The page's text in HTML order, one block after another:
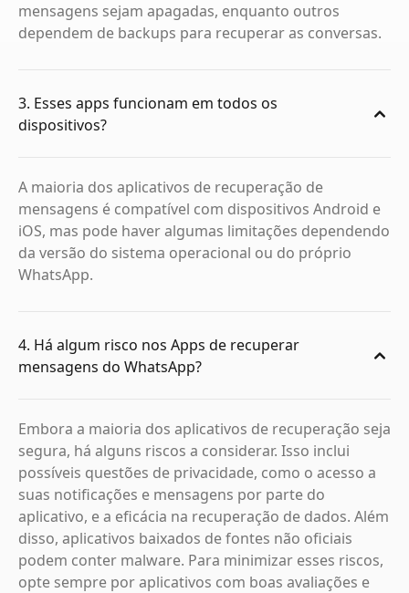
mensagens sejam apagadas, enquanto outros
dependem de backups para recuperar as conversas.
3. Esses apps funcionam em todos os
dispositivos?
A maioria dos aplicativos de recuperação de
mensagens é compatível com dispositivos Android e
iOS, mas pode haver algumas limitações dependendo
da versão do sistema operacional ou do próprio
WhatsApp.
4. Há algum risco nos Apps de recuperar
mensagens do WhatsApp?
Embora a maioria dos aplicativos de recuperação seja
segura, há alguns riscos a considerar. Isso inclui
possíveis questões de privacidade, como o acesso a
suas notificações e mensagens por parte do
aplicativo, e a eficácia na recuperação de dados. Além
disso, aplicativos baixados de fontes não oficiais
podem conter malware. Para minimizar esses riscos,
opte sempre por aplicativos com boas avaliações e